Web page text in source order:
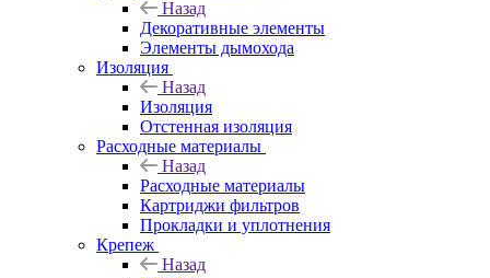
Назад
Декоративные элементы
Элементы дымохода
Изоляция
Назад
Изоляция
Отстенная изоляция
Расходные материалы
Назад
Расходные материалы
Картриджи фильтров
Прокладки и уплотнения
Крепеж
Назад